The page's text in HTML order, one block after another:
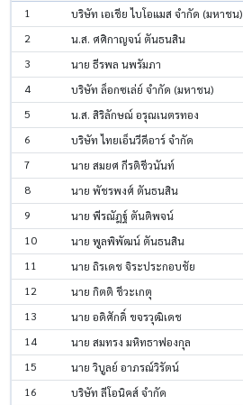
1 บริษัท เอเชีย ไบโอแมส จำกัด (มหาชน)
2 น.ส. ศศิกาญจน์ ตันธนสิน
3 นาย ธีรพล นพรัมภา
4 บริษัท ล็อกซเล่ย์ จำกัด (มหาชน)
5 น.ส. สิริลักษณ์ อรุณเนตรทอง
6 บริษัท ไทยเอ็นวีดีอาร์ จำกัด
7 นาย สมยศ กีรติชีวนันท์
8 นาย พัชรพงศ์ ตันธนสิน
9 นาย พีรณัฎฐ์ ตันติพจน์
10 นาย พูลพิพัฒน์ ตันธนสิน
11 นาย ถิรเดช จิระประกอบชัย
12 นาย กิตติ ชีวะเกตุ
13 นาย อดิศักดิ์ ขจรวุฒิเดช
14 นาย สมทรง มหิทธาฟองกุล
15 นาย วิบูลย์ อาภรณ์วิรัตน์
16 บริษัท ลีโอนิคส์ จำกัด